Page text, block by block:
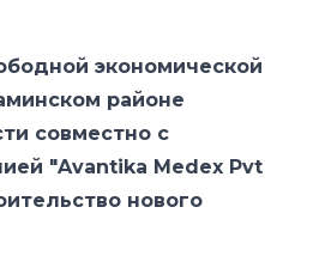
экономической
районе
совместно с
"Avantika Medex Pvt
нового